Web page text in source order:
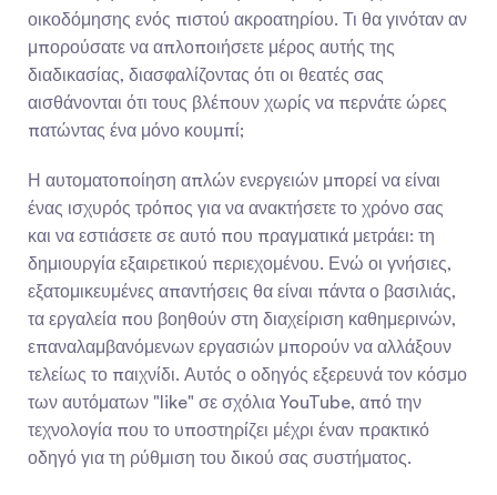
οικοδόμησης ενός πιστού ακροατηρίου. Τι θα γινόταν αν
μπορούσατε να απλοποιήσετε μέρος αυτής της
διαδικασίας, διασφαλίζοντας ότι οι θεατές σας
αισθάνονται ότι τους βλέπουν χωρίς να περνάτε ώρες
πατώντας ένα μόνο κουμπί;
Η αυτοματοποίηση απλών ενεργειών μπορεί να είναι
ένας ισχυρός τρόπος για να ανακτήσετε το χρόνο σας
και να εστιάσετε σε αυτό που πραγματικά μετράει: τη
δημιουργία εξαιρετικού περιεχομένου. Ενώ οι γνήσιες,
εξατομικευμένες απαντήσεις θα είναι πάντα ο βασιλιάς,
τα εργαλεία που βοηθούν στη διαχείριση καθημερινών,
επαναλαμβανόμενων εργασιών μπορούν να αλλάξουν
τελείως το παιχνίδι. Αυτός ο οδηγός εξερευνά τον κόσμο
των αυτόματων "like" σε σχόλια YouTube, από την
τεχνολογία που το υποστηρίζει μέχρι έναν πρακτικό
οδηγό για τη ρύθμιση του δικού σας συστήματος.